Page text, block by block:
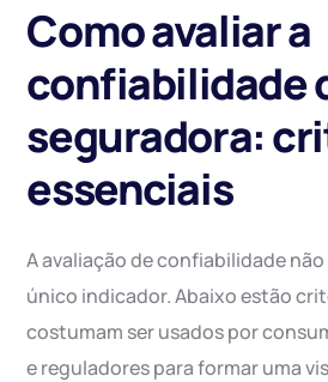
Como avaliar a
confiabilidade
seguradora:
essenciais
A avaliação de confiabilidade
único indicador. Abaixo estão
costumam ser usados por
e reguladores para formar uma